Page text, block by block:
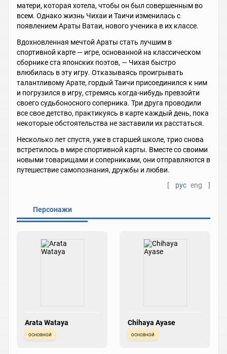
матери, которая хотела, чтобы он был совершенным во
всем. Однако жизнь Чихаи и Таичи изменилась с
появлением Араты Ватаи, нового ученика в их классе.
Вдохновленная мечтой Араты стать лучшим в
спортивной карте — игре, основанной на классическом
сборнике ста японских поэтов, — Чихая быстро
влюбилась в эту игру. Отказываясь проигрывать
талантливому Арате, гордый Таичи присоединился к ним
и погрузился в игру, стремясь когда-нибудь превзойти
своего судьбоносного соперника. Три друга проводили
все свое детство, практикуясь в карте каждый день, пока
некоторые обстоятельства не заставили их расстаться.
Несколько лет спустя, уже в старшей школе, трио снова
встретилось в мире спортивной карты. Вместе со своими
новыми товарищами и соперниками, они отправляются в
путешествие самопознания, дружбы и любви.
[
рус eng ]
Персонажи
Arata Wataya
основной
Chihaya Ayase
основной